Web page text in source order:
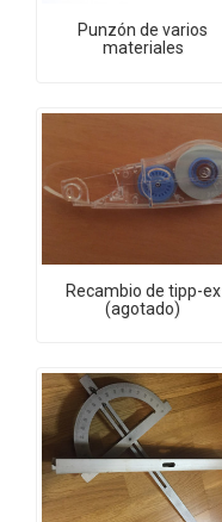
Punzón de varios
materiales
Recambio de tipp-ex
(agotado)